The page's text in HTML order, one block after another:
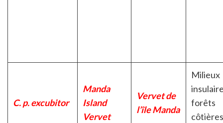
C. p. excubitor
Manda
Island
Vervet
Vervet de
l’île Manda
Milieux
forêts
côtières